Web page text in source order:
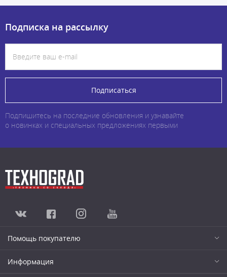
Подписка на рассылку
Подписаться
Подпишитесь на последние обновления и узнавайте
о новинках и специальных предложениях первыми
Помощь покупателю
Информация